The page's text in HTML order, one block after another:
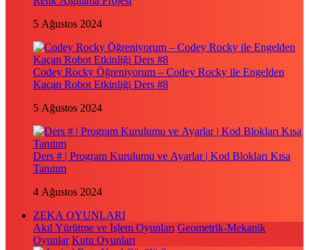
5 Ağustos 2024
Codey Rocky Öğreniyorum – Codey Rocky ile Engelden
Kaçan Robot Etkinliği Ders #8
5 Ağustos 2024
Ders # | Program Kurulumu ve Ayarlar | Kod Blokları Kısa
Tanıtım
4 Ağustos 2024
ZEKA OYUNLARI
Akıl Yürütme ve İşlem Oyunları Geometrik-Mekanik
Oyunlar Kutu Oyunları